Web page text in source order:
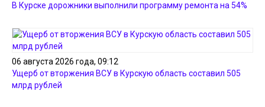
В Курске дорожники выполнили программу ремонта на 54%
06 августа 2026 года, 09:12
Ущерб от вторжения ВСУ в Курскую область составил 505
млрд рублей